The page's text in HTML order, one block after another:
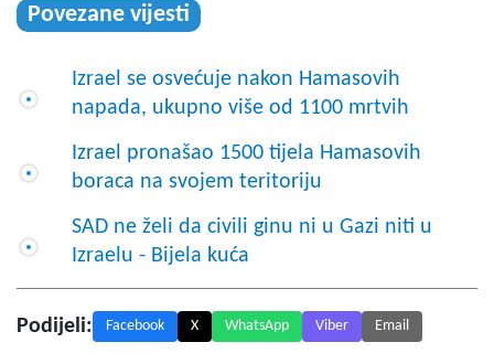
Povezane vijesti
Izrael se osvećuje nakon Hamasovih
napada, ukupno više od 1100 mrtvih
Izrael pronašao 1500 tijela Hamasovih
boraca na svojem teritoriju
SAD ne želi da civili ginu ni u Gazi niti u
Izraelu - Bijela kuća
Podijeli: Facebook X WhatsApp Viber Email